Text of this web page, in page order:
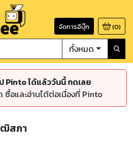
จัดการอีบุ๊ก (0)
ทั้งหมด
Pinto ได้แล้ววันนี้ กดเลย
อและอ่านได้ต่อเนื่องที่ Pinto
ฒิสภา